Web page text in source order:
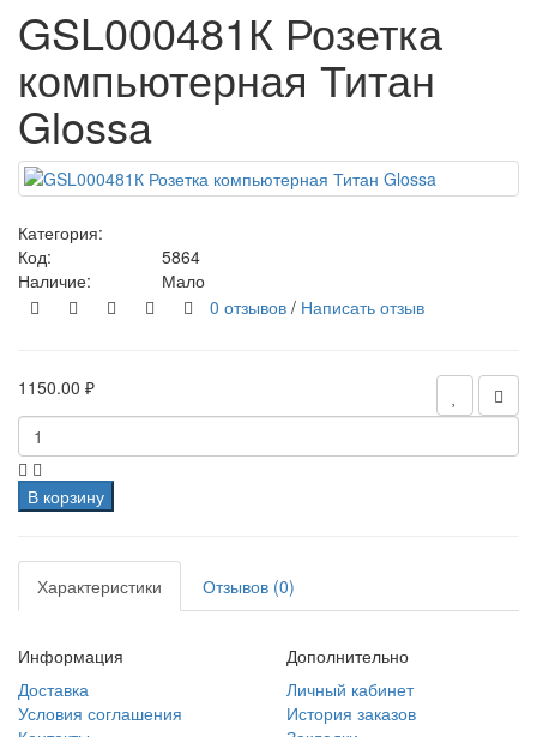
GSL000481К Розетка
компьютерная Титан
Glossa
Категория:
Код:
5864
Наличие:
Мало
0 отзывов / Написать отзыв
1150.00 ₽
В корзину
Характеристики Отзывов (0)
Информация
Доставка
Условия соглашения
Дополнительно
Личный кабинет
История заказов